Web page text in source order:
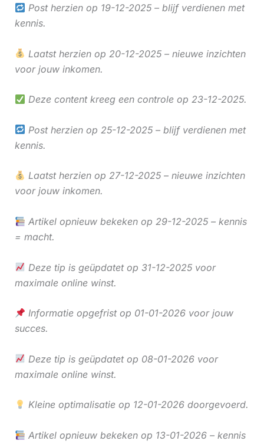
Post herzien op 19-12-2025 – blijf verdienen met
kennis.
Laatst herzien op 20-12-2025 – nieuwe inzichten
voor jouw inkomen.
Deze content kreeg een controle op 23-12-2025.
Post herzien op 25-12-2025 – blijf verdienen met
kennis.
Laatst herzien op 27-12-2025 – nieuwe inzichten
voor jouw inkomen.
Artikel opnieuw bekeken op 29-12-2025 – kennis
= macht.
Deze tip is geüpdatet op 31-12-2025 voor
maximale online winst.
Informatie opgefrist op 01-01-2026 voor jouw
succes.
Deze tip is geüpdatet op 08-01-2026 voor
maximale online winst.
Kleine optimalisatie op 12-01-2026 doorgevoerd.
Artikel opnieuw bekeken op 13-01-2026 – kennis